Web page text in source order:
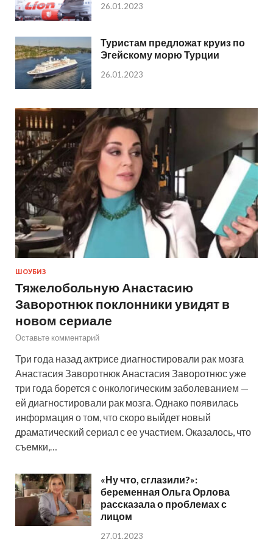
26.01.2023
Туристам предложат круиз по
Эгейскому морю Турции
26.01.2023
ШОУБИЗ
Тяжелобольную Анастасию
Заворотнюк поклонники увидят в
новом сериале
Оставьте комментарий
Три года назад актрисе диагностировали рак мозга
Анастасия Заворотнюк Анастасия Заворотнюс уже
три года борется с онкологическим заболеванием —
ей диагностировали рак мозга. Однако появилась
информация о том, что скоро выйдет новый
драматический сериал с ее участием. Оказалось, что
съемки,…
«Ну что, сглазили?»:
беременная Ольга Орлова
рассказала о проблемах с
лицом
27.01.2023